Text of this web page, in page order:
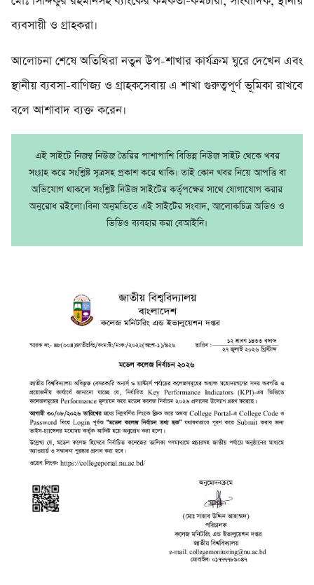
ব্যবসায়ী ও গ্রাহকরা।
আলোচনা শেষে অতিথিরা নতুন উপ-শাখার কার্যক্রম ঘুরে দেখেন এবং
স্থানীয় ব্যবসা-বাণিজ্য ও গ্রাহকসেবায় এ শাখা গুরুত্বপূর্ণ ভূমিকা রাখবে
বলে আশাবাদ ব্যক্ত করেন।
এই সাইটে নিজম্ব নিউজ তৈরির পাশাপাশি বিভিন্ন নিউজ সাইট থেকে খবর
সংগ্রহ করে সংশ্লিষ্ট সূত্রসহ প্রকাশ করে থাকি। তাই কোন খবর নিয়ে আপত্তি বা
অভিযোগ থাকলে সংশ্লিষ্ট নিউজ সাইটের কর্তৃপক্ষের সাথে যোগাযোগ করার
অনুরোধ রইলো।বিনা অনুমতিতে এই সাইটের সংবাদ, আলোকচিত্র অডিও ও
ভিডিও ব্যবহার করা বেআইনি।